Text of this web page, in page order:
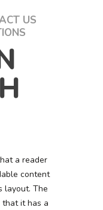
US
a reader
content
layout. The
that it has a